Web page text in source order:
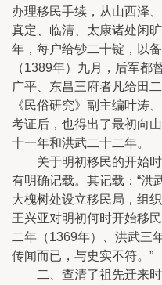
办理移民手续，从山西泽
真定、临清、太康诸处闲
年，每户给钞二十锭，以
（1389年）九月，后军都
广平、东昌三府者凡给田
《民俗研究》副主编叶涛
考证后，也得出了最初向
十一年和洪武二十二年。
关于明初移民的开始时
有明确记载。其记载：“洪
大槐树处设立移民局，组
王兴亚对明初何时开始移
二年（1369年）、洪武三
传闻而已，与史实不符。”
二、查清了祖先迁来时